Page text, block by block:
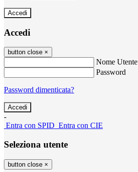
Accedi
Accedi
button close ×
Nome Utente
Password
Password dimenticata?
-
Entra con SPID Entra con CIE
Seleziona utente
button close ×